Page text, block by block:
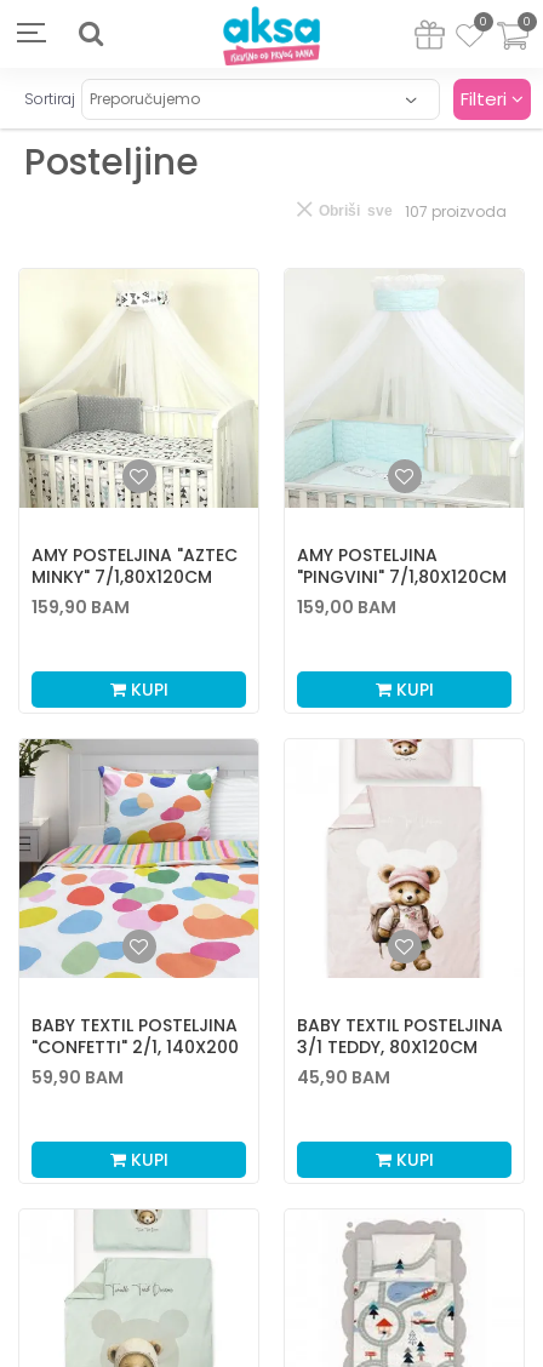
0
0
Posteljine
Sortiraj Filteri
107 proizvoda
Obriši sve
AMY POSTELJINA "AZTEC
MINKY" 7/1,80X120CM
159,90 BAM
KUPI
AMY POSTELJINA
"PINGVINI" 7/1,80X120CM
159,00 BAM
KUPI
BABY TEXTIL POSTELJINA
"CONFETTI" 2/1, 140X200
CM
59,90 BAM
KUPI
BABY TEXTIL POSTELJINA
3/1 TEDDY, 80X120CM
45,90 BAM
KUPI